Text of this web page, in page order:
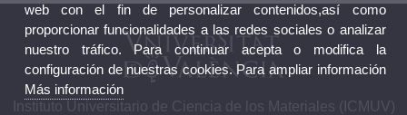
Instituto Universitario de Ciencia de los Materiales (ICMUV)
web con el fin de personalizar contenidos,así como
proporcionar funcionalidades a las redes sociales o analizar
nuestro tráfico. Para continuar acepta o modifica la
configuración de nuestras cookies. Para ampliar información
Más información